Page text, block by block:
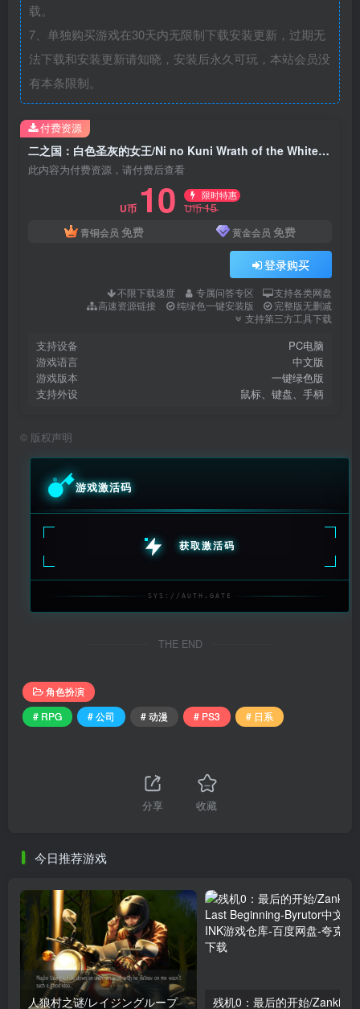
载。
7、单独购买游戏在30天内无限制下载安装更新，过期无
法下载和安装更新请知晓，安装后永久可玩，本站会员没
有本条限制。
二之国：白色圣灰的女王/Ni no Kuni Wrath of the White Witch Remastered
此内容为付费资源，请付费后查看
U币 10 限时特惠
U币15
青铜会员 免费 黄金会员 免费
登录购买
不限下载速度 专属问答专区
支持各类网盘
高速资源链接
纯绿色一键安装版
完整版无删减
支持第三方工具下载
支持设备
PC电脑
游戏语言
中文版
游戏版本
一键绿色版
支持外设
鼠标、键盘、手柄
付费资源
© 版权声明
游戏激活码
获取激活码
SYS://AUTH.GATE
THE END
角色扮演
# RPG
# 公司 # 动漫 # PS3 # 日系
分享 收藏
今日推荐游戏
人狼村之谜/レイジングループ